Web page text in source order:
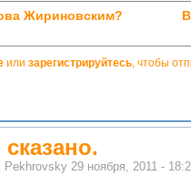
Жириновским?
или зарегистрируйтесь, чтобы
Pekhrovsky 29 ноября, 2011 -